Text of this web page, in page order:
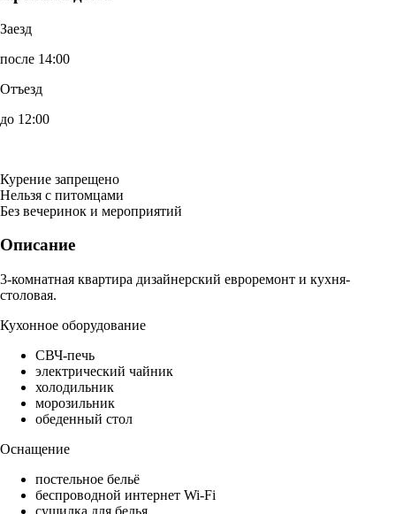
Заезд
после 14:00
Отъезд
до 12:00
Курение запрещено
Нельзя с питомцами
Без вечеринок и мероприятий
Описание
3-комнатная квартира дизайнерский евроремонт и кухня-
столовая.
Кухонное оборудование
СВЧ-печь
электрический чайник
холодильник
морозильник
обеденный стол
Оснащение
постельное бельё
беспроводной интернет Wi-Fi
сушилка для белья